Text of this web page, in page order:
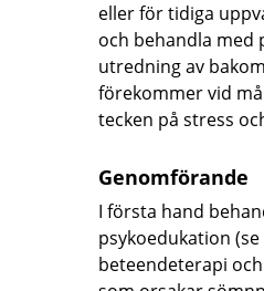
eller för tidiga
och behandla med
utredning av
förekommer vid
tecken på stress
Genomförande
I första hand
psykoedukation
beteendeterapi